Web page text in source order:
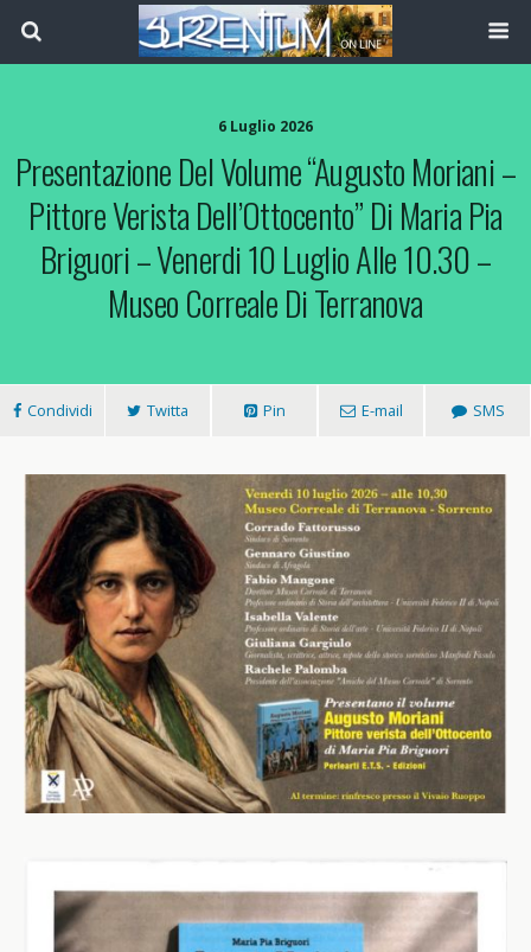
6 Luglio 2026
Presentazione Del Volume “Augusto Moriani –
Pittore Verista Dell’Ottocento” Di Maria Pia
Briguori – Venerdi 10 Luglio Alle 10.30 –
Museo Correale Di Terranova
Condividi Twitta Pin E-mail SMS